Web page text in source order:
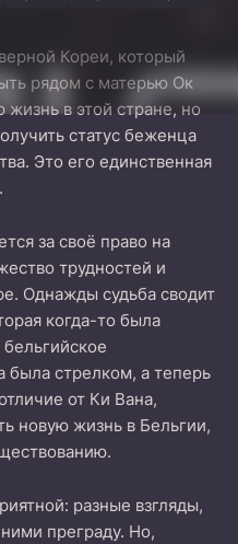
Кореи, который
рядом с матерью Ок
в этой стране, но
статус беженца
Это его единственная
за своё право на
трудностей и
Однажды судьба сводит
когда-то была
была стрелком, а теперь
от Ки Вана,
новую жизнь в Бельгии,
разные взгляды,
преграду. Но,